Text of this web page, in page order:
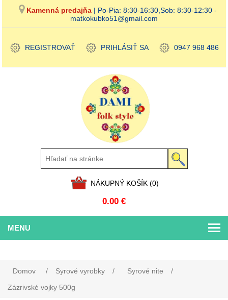
Kamenná predajňa | Po-Pia: 8:30-16:30,Sob: 8:30-12:30 -
matkokubko51@gmail.com
REGISTROVAŤ PRIHLÁSIŤ SA 0947 968 486
NÁKUPNÝ KOŠÍK (0)
0.00 €
MENU
Domov / Syrové vyrobky / Syrové nite
/
Zázrivské vojky 500g